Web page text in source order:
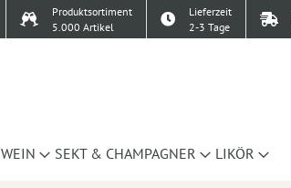
Produktsortiment
5.000 Artikel
Lieferzeit
2-3 Tage
WEIN SEKT & CHAMPAGNER LIKÖR